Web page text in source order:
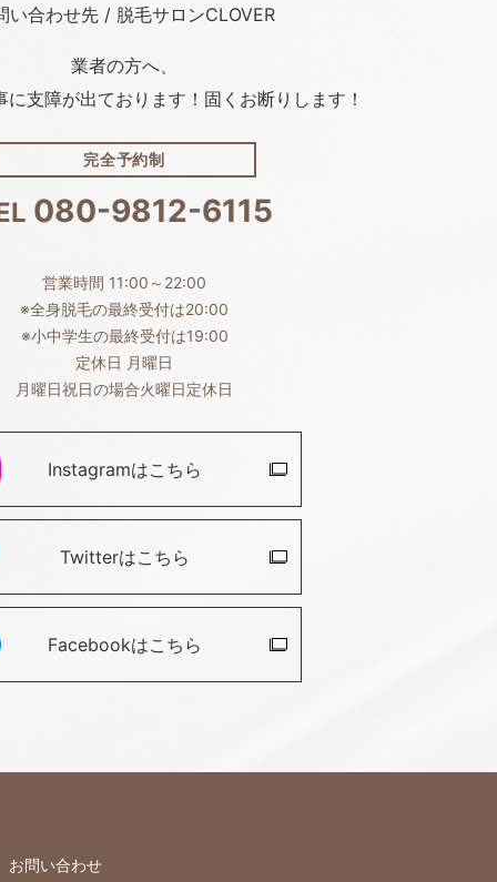
い合わせ先 / 脱毛サロンCLOVER
業者の方へ、
に支障が出ております！固くお断りします！
完全予約制
080-9812-6115
営業時間 11:00～22:00
※全身脱毛の最終受付は20:00
※小中学生の最終受付は19:00
定休日 月曜日
月曜日祝日の場合火曜日定休日
Instagramはこちら
Twitterはこちら
Facebookはこちら
お問い合わせ